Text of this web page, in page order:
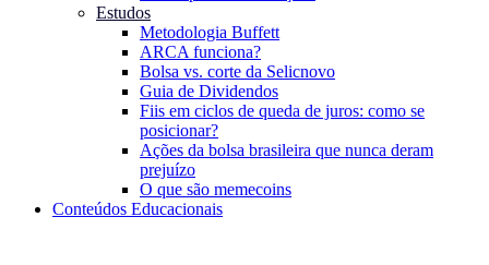
Estudos
Metodologia Buffett
ARCA funciona?
Bolsa vs. corte da Selicnovo
Guia de Dividendos
Fiis em ciclos de queda de juros: como se
posicionar?
Ações da bolsa brasileira que nunca deram
prejuízo
O que são memecoins
Conteúdos Educacionais